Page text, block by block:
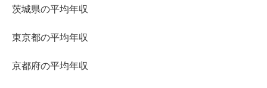
茨城県の平均年収
東京都の平均年収
京都府の平均年収